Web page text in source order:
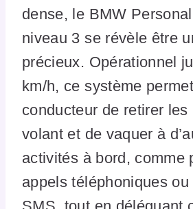
dense, le BMW
niveau 3 se révèle être
précieux. Opérationnel
km/h, ce système
conducteur de retirer les
volant et de vaquer à
activités à bord, comme
appels téléphoniques